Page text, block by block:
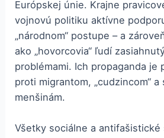
Európskej únie. Krajne
vojnovú politiku aktívne
„národnom“ postupe – a
ako „hovorcovia“ ľudí
problémami. Ich propaganda je
proti migrantom, „cudzincom“ a
menšinám.
Všetky sociálne a antifašistické